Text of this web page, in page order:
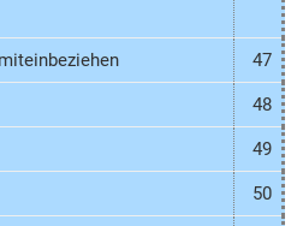
47
48
49
50